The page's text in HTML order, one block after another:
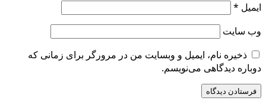
ایمیل *
وب‌ سایت
ذخیره نام، ایمیل و وبسایت من در مرورگر برای زمانی که
دوباره دیدگاهی می‌نویسم.